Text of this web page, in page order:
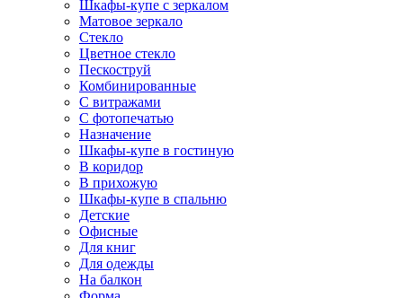
Шкафы-купе с зеркалом
Матовое зеркало
Стекло
Цветное стекло
Пескоструй
Комбинированные
С витражами
С фотопечатью
Назначение
Шкафы-купе в гостиную
В коридор
В прихожую
Шкафы-купе в спальню
Детские
Офисные
Для книг
Для одежды
На балкон